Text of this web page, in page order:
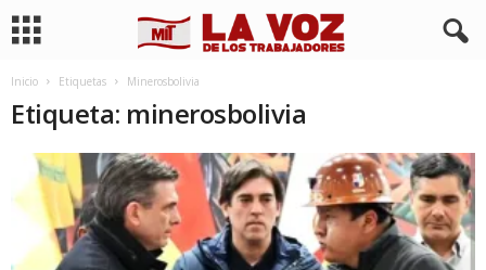
Inicio Etiquetas Minerosbolivia
Etiqueta: minerosbolivia